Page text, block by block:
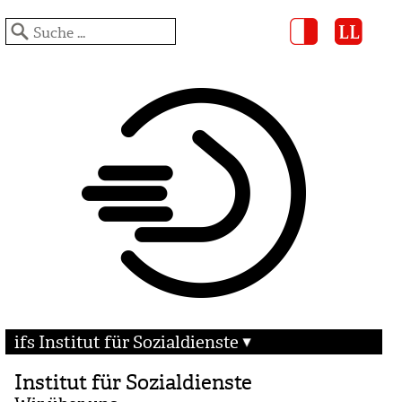
ifs Institut für Sozialdienste
Institut für Sozialdienste